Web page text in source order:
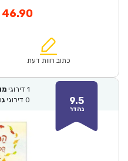
₪67.00.
46.90המחיר
הוא:
כתוב חוות דעת
9.5
נהדר
1 דירוגי
0 דירוגי